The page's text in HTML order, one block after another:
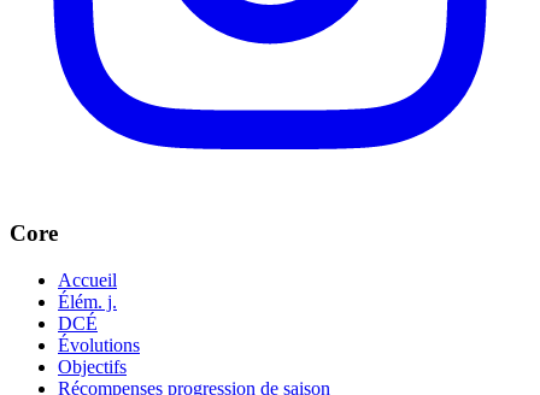
Core
Accueil
Élém. j.
DCÉ
Évolutions
Objectifs
Récompenses progression de saison